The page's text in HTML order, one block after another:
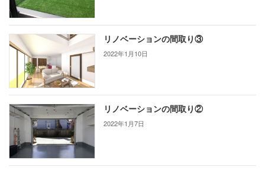
リノベーションの間取り③
2022年1月10日
リノベーションの間取り②
2022年1月7日